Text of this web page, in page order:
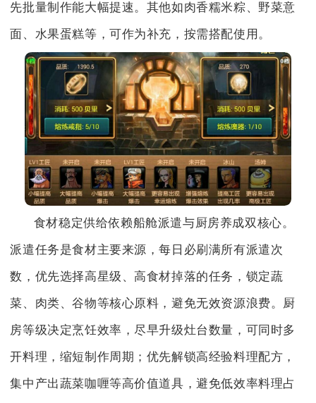
先批量制作能大幅提速。其他如肉香糯米粽、野菜意
面、水果蛋糕等，可作为补充，按需搭配使用。
食材稳定供给依赖船舱派遣与厨房养成双核心。
派遣任务是食材主要来源，每日必刷满所有派遣次
数，优先选择高星级、高食材掉落的任务，锁定蔬
菜、肉类、谷物等核心原料，避免无效资源浪费。厨
房等级决定烹饪效率，尽早升级灶台数量，可同时多
开料理，缩短制作周期；优先解锁高经验料理配方，
集中产出蔬菜咖喱等高价值道具，避免低效率料理占